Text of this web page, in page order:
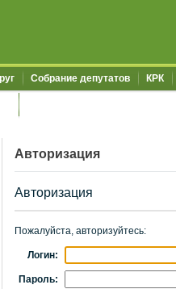
Собрание депутатов КРК
Авторизация
Авторизация
Пожалуйста, авторизуйтесь:
Логин:
Пароль: